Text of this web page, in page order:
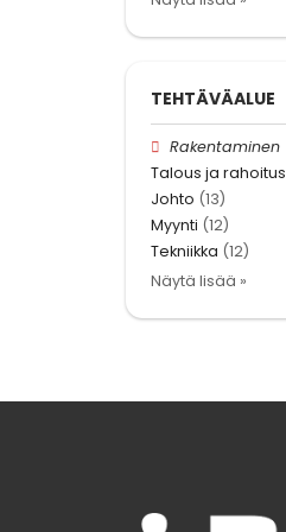
TEHTÄVÄALUE
Rakentaminen
Talous ja rahoitus
Johto (13)
Myynti (12)
Tekniikka (12)
Näytä lisää »